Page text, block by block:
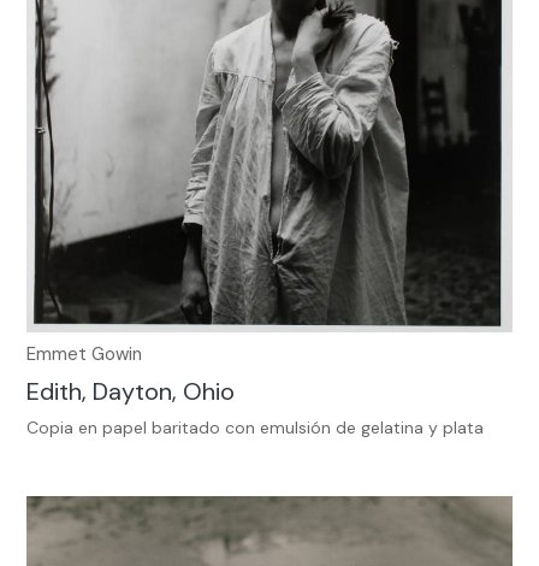
Emmet Gowin
Edith, Dayton, Ohio
Copia en papel baritado con emulsión de gelatina y plata